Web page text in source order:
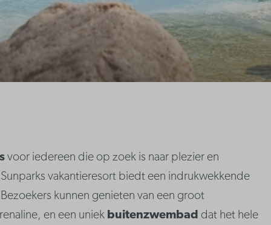
voor iedereen die op zoek is naar plezier en
vakantieresort biedt een indrukwekkende
kunnen genieten van een groot
en een uniek buitenzwembad dat het hele